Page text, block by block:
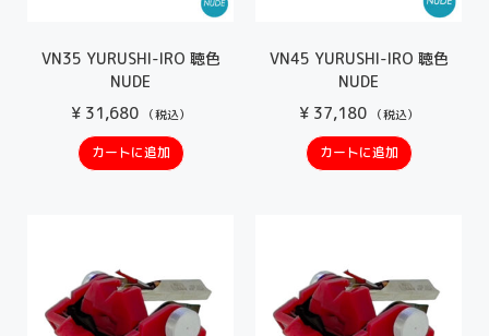
VN35 YURUSHI-IRO 聴色
NUDE
¥31,680 （税込）
カートに追加
VN45 YURUSHI-IRO 聴色
NUDE
¥37,180 （税込）
カートに追加